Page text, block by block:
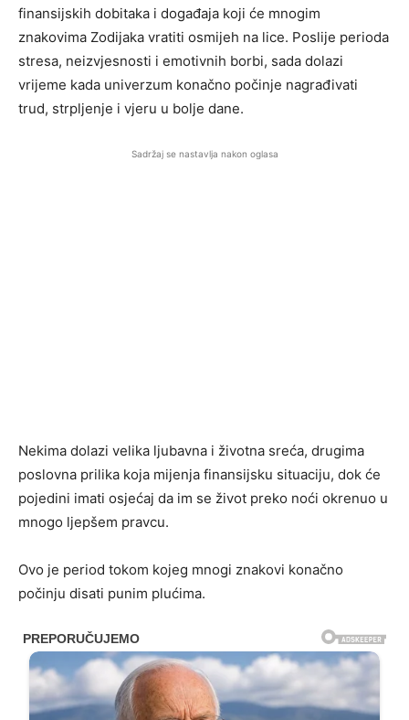
finansijskih dobitaka i događaja koji će mnogim
znakovima Zodijaka vratiti osmijeh na lice. Poslije perioda
stresa, neizvjesnosti i emotivnih borbi, sada dolazi
vrijeme kada univerzum konačno počinje nagrađivati
trud, strpljenje i vjeru u bolje dane.
Sadržaj se nastavlja nakon oglasa
Nekima dolazi velika ljubavna i životna sreća, drugima
poslovna prilika koja mijenja finansijsku situaciju, dok će
pojedini imati osjećaj da im se život preko noći okrenuo u
mnogo ljepšem pravcu.
Ovo je period tokom kojeg mnogi znakovi konačno
počinju disati punim plućima.